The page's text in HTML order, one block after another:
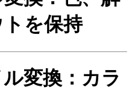
を保持
変換：カラ